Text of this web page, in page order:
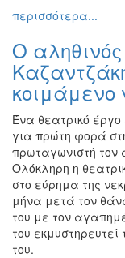
ΤΟΠΟΣ
ΔΗΜΟΣ
ΠΟΛΙΤΙΣΜΟΣ
ΑΝΘΕΚΤΙΚΗ
ΠΟΛΗ
περισσότερα...
Ο
κοιμάμενο
Ένα θεατρικό έργο
για πρώτη φορά
πρωταγωνιστή τον
Ολόκληρη η
στο εύρημα της
μήνα μετά τον
του με τον
του
του.